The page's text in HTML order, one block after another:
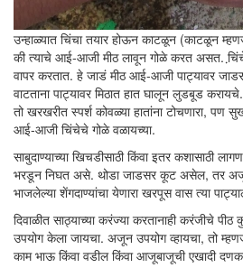
उन्हाळ्यात चिंचा तयार होऊन काटळून (काटळून
की त्याचे आई-आजी मीठ लावून गोळे करत असत.
वापर करतात. हे जाडं मीठ आई-आजी पाट्यावर
वाटताना पाट्यावर मिठात हात घालून लुडबूड
तो खरखरीत स्पर्श कोवळ्या हातांना टोचणारा, पण
आई-आजी चिंचेचे गोळे वळायच्या.
साबुदाण्याच्या खिचडीसाठी किंवा इतर कशासाठी
भरडून निघत असे. थोडा जाडसर कूट असेल, तर
भाजलेल्या शेंगदाण्यांचा येणारा खरपूस वास त्या
दिवाळीत साठ्याच्या करंज्या करतानाही करंजीचे पीठ
उपयोग केला जायचा. अजून उपयोग व्हायचा, तो
काम भाऊ किंवा वडील किंवा आजूबाजूची एखादी